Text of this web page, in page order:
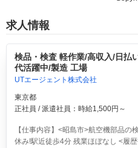
求人情報
検品・検査 軽作業/高収入/日払
代活躍中/製造 工場
UTエージェント株式会社
東京都
正社員 / 派遣社員：時給1,500円～
【仕事内容】<昭島市>航空機部品の
休み!駅近徒歩4分 残業ほぼなし <履